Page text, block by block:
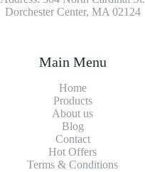
Dorchester Center, MA 02124
Main Menu
Home
Products
About us
Blog
Contact
Hot Offers
Terms & Conditions